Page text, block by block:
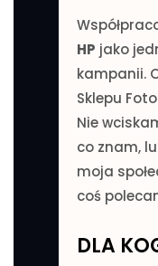
HP jako
kampanii.
Sklepu
Nie
co znam,
moja
coś
DLA